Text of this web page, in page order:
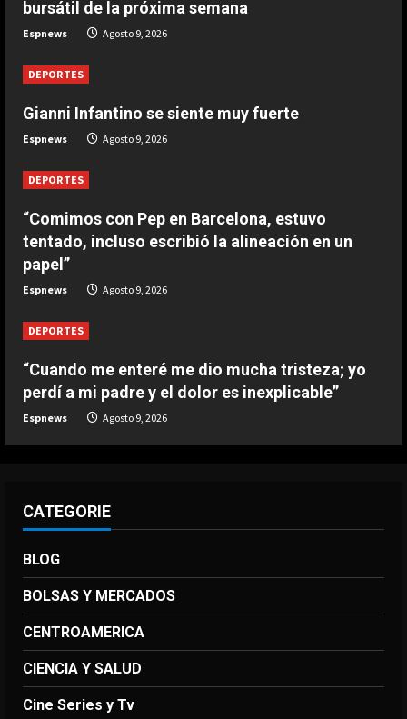
1-0: River toca fondo
Leo Messi ya está en Rosario para
bursátil de la próxima semana
Espnews Agosto 9, 2026
DEPORTES
Gianni Infantino se siente muy fuerte
Espnews Agosto 9, 2026
DEPORTES
“Comimos con Pep en Barcelona, estuvo
tentado, incluso escribió la alineación en un
papel”
Espnews Agosto 9, 2026
DEPORTES
“Cuando me enteré me dio mucha tristeza; yo
perdí a mi padre y el dolor es inexplicable”
Espnews Agosto 9, 2026
CATEGORIE
BLOG
BOLSAS Y MERCADOS
CENTROAMERICA
CIENCIA Y SALUD
Cine Series y Tv